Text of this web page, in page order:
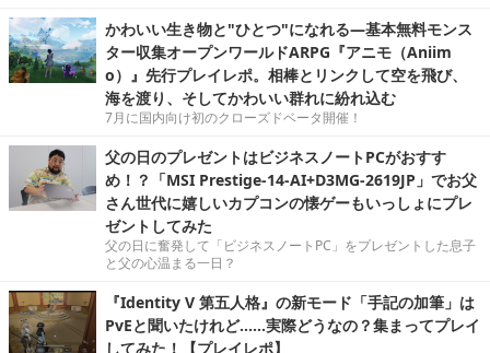
かわいい生き物と"ひとつ"になれる―基本無料モンス
ター収集オープンワールドARPG『アニモ（Aniim
o）』先行プレイレポ。相棒とリンクして空を飛び、
海を渡り、そしてかわいい群れに紛れ込む
7月に国内向け初のクローズドベータ開催！
父の日のプレゼントはビジネスノートPCがおすす
め！？「MSI Prestige-14-AI+D3MG-2619JP」でお父
さん世代に嬉しいカプコンの懐ゲーもいっしょにプレ
ゼントしてみた
父の日に奮発して「ビジネスノートPC」をプレゼントした息子
と父の心温まる一日？
『Identity V 第五人格』の新モード「手記の加筆」は
PvEと聞いたけれど……実際どうなの？集まってプレイ
してみた！【プレイレポ】